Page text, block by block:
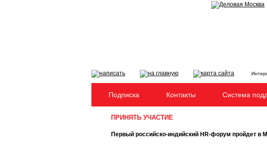
Подписка Контакты Система
ПРИНЯТЬ УЧАСТИЕ
Первый российско-индийский HR-форум пройдет в